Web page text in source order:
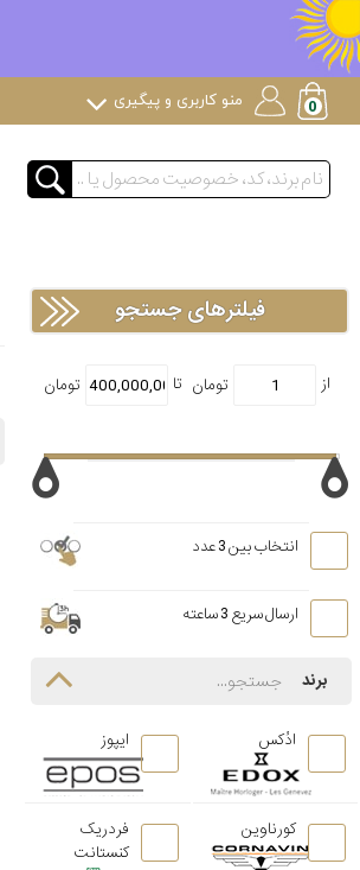
منو کاربری و پیگیری
فیلترهای جستجو
انتخاب بین 3 عدد
ارسال سریع 3 ساعته
برند
ادُکس ایپوز
کورناوین
فردریک
کنستانت